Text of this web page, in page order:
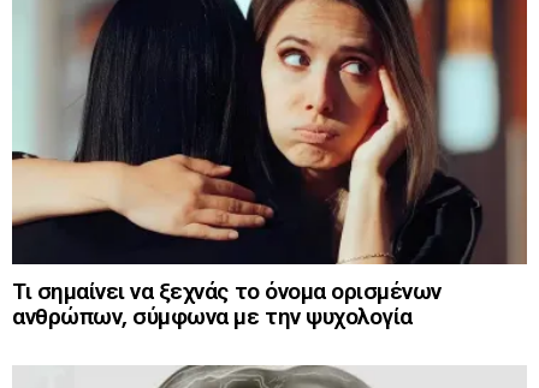
Τι σημαίνει να ξεχνάς το όνομα ορισμένων
ανθρώπων, σύμφωνα με την ψυχολογία